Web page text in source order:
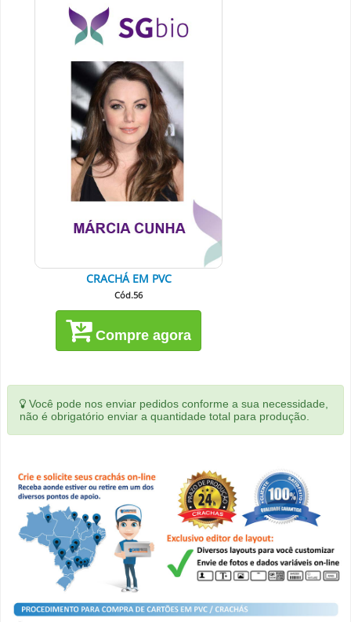
CRACHÁ EM PVC
Cód.56
Compre agora
Você pode nos enviar pedidos conforme a sua necessidade,
não é obrigatório enviar a quantidade total para produção.